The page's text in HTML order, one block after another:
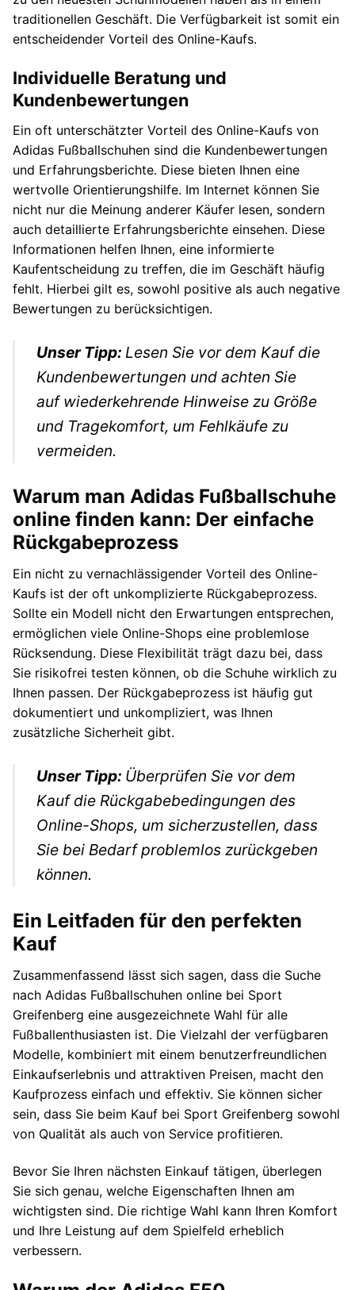
traditionellen Geschäft. Die Verfügbarkeit ist somit ein
entscheidender Vorteil des Online-Kaufs.
Individuelle Beratung und
Kundenbewertungen
Ein oft unterschätzter Vorteil des Online-Kaufs von
Adidas Fußballschuhen sind die Kundenbewertungen
und Erfahrungsberichte. Diese bieten Ihnen eine
wertvolle Orientierungshilfe. Im Internet können Sie
nicht nur die Meinung anderer Käufer lesen, sondern
auch detaillierte Erfahrungsberichte einsehen. Diese
Informationen helfen Ihnen, eine informierte
Kaufentscheidung zu treffen, die im Geschäft häufig
fehlt. Hierbei gilt es, sowohl positive als auch negative
Bewertungen zu berücksichtigen.
Unser Tipp:Lesen Sie vor dem Kauf die
Kundenbewertungen und achten Sie
auf wiederkehrende Hinweise zu Größe
und Tragekomfort, um Fehlkäufe zu
vermeiden.
Warum man Adidas Fußballschuhe
online finden kann: Der einfache
Rückgabeprozess
Ein nicht zu vernachlässigender Vorteil des Online-
Kaufs ist der oft unkomplizierte Rückgabeprozess.
Sollte ein Modell nicht den Erwartungen entsprechen,
ermöglichen viele Online-Shops eine problemlose
Rücksendung. Diese Flexibilität trägt dazu bei, dass
Sie risikofrei testen können, ob die Schuhe wirklich zu
Ihnen passen. Der Rückgabeprozess ist häufig gut
dokumentiert und unkompliziert, was Ihnen
zusätzliche Sicherheit gibt.
Unser Tipp: Überprüfen Sie vor dem
Kauf die Rückgabebedingungen des
Online-Shops, um sicherzustellen, dass
Sie bei Bedarf problemlos zurückgeben
können.
Ein Leitfaden für den perfekten
Kauf
Zusammenfassend lässt sich sagen, dass die Suche
nach Adidas Fußballschuhen online bei Sport
Greifenberg eine ausgezeichnete Wahl für alle
Fußballenthusiasten ist. Die Vielzahl der verfügbaren
Modelle, kombiniert mit einem benutzerfreundlichen
Einkaufserlebnis und attraktiven Preisen, macht den
Kaufprozess einfach und effektiv. Sie können sicher
sein, dass Sie beim Kauf bei Sport Greifenberg sowohl
von Qualität als auch von Service profitieren.
Bevor Sie Ihren nächsten Einkauf tätigen, überlegen
Sie sich genau, welche Eigenschaften Ihnen am
wichtigsten sind. Die richtige Wahl kann Ihren Komfort
und Ihre Leistung auf dem Spielfeld erheblich
verbessern.